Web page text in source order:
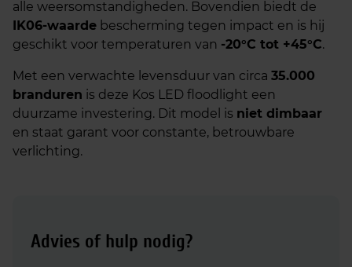
alle weersomstandigheden. Bovendien biedt de
IK06-waarde bescherming tegen impact en is hij
geschikt voor temperaturen van -20°C tot +45°C.
Met een verwachte levensduur van circa 35.000
branduren is deze Kos LED floodlight een
duurzame investering. Dit model is niet dimbaar
en staat garant voor constante, betrouwbare
verlichting.
Advies of hulp nodig?